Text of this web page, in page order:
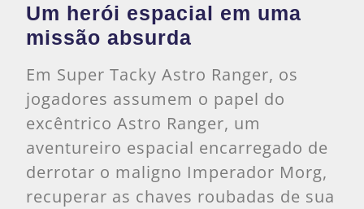
Um herói espacial em uma
missão absurda
Em Super Tacky Astro Ranger, os
jogadores assumem o papel do
excêntrico Astro Ranger, um
aventureiro espacial encarregado de
derrotar o maligno Imperador Morg,
recuperar as chaves roubadas de sua